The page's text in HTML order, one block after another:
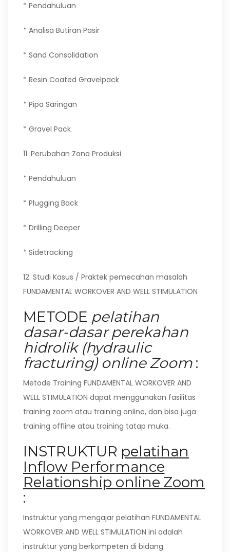
* Pendahuluan
* Analisa Butiran Pasir
* Sand Consolidation
* Resin Coated Gravelpack
* Pipa Saringan
* Gravel Pack
11. Perubahan Zona Produksi
* Pendahuluan
* Plugging Back
* Drilling Deeper
* Sidetracking
12. Studi Kasus / Praktek pemecahan masalah
FUNDAMENTAL WORKOVER AND WELL STIMULATION
METODE pelatihan
dasar-dasar perekahan
hidrolik (hydraulic
fracturing) online Zoom:
Metode Training FUNDAMENTAL WORKOVER AND
WELL STIMULATION dapat menggunakan fasilitas
training zoom atau training online, dan bisa juga
training offline atau training tatap muka.
INSTRUKTUR pelatihan
Inflow Performance
Relationship online Zoom
:
Instruktur yang mengajar pelatihan FUNDAMENTAL
WORKOVER AND WELL STIMULATION ini adalah
instruktur yang berkompeten di bidang